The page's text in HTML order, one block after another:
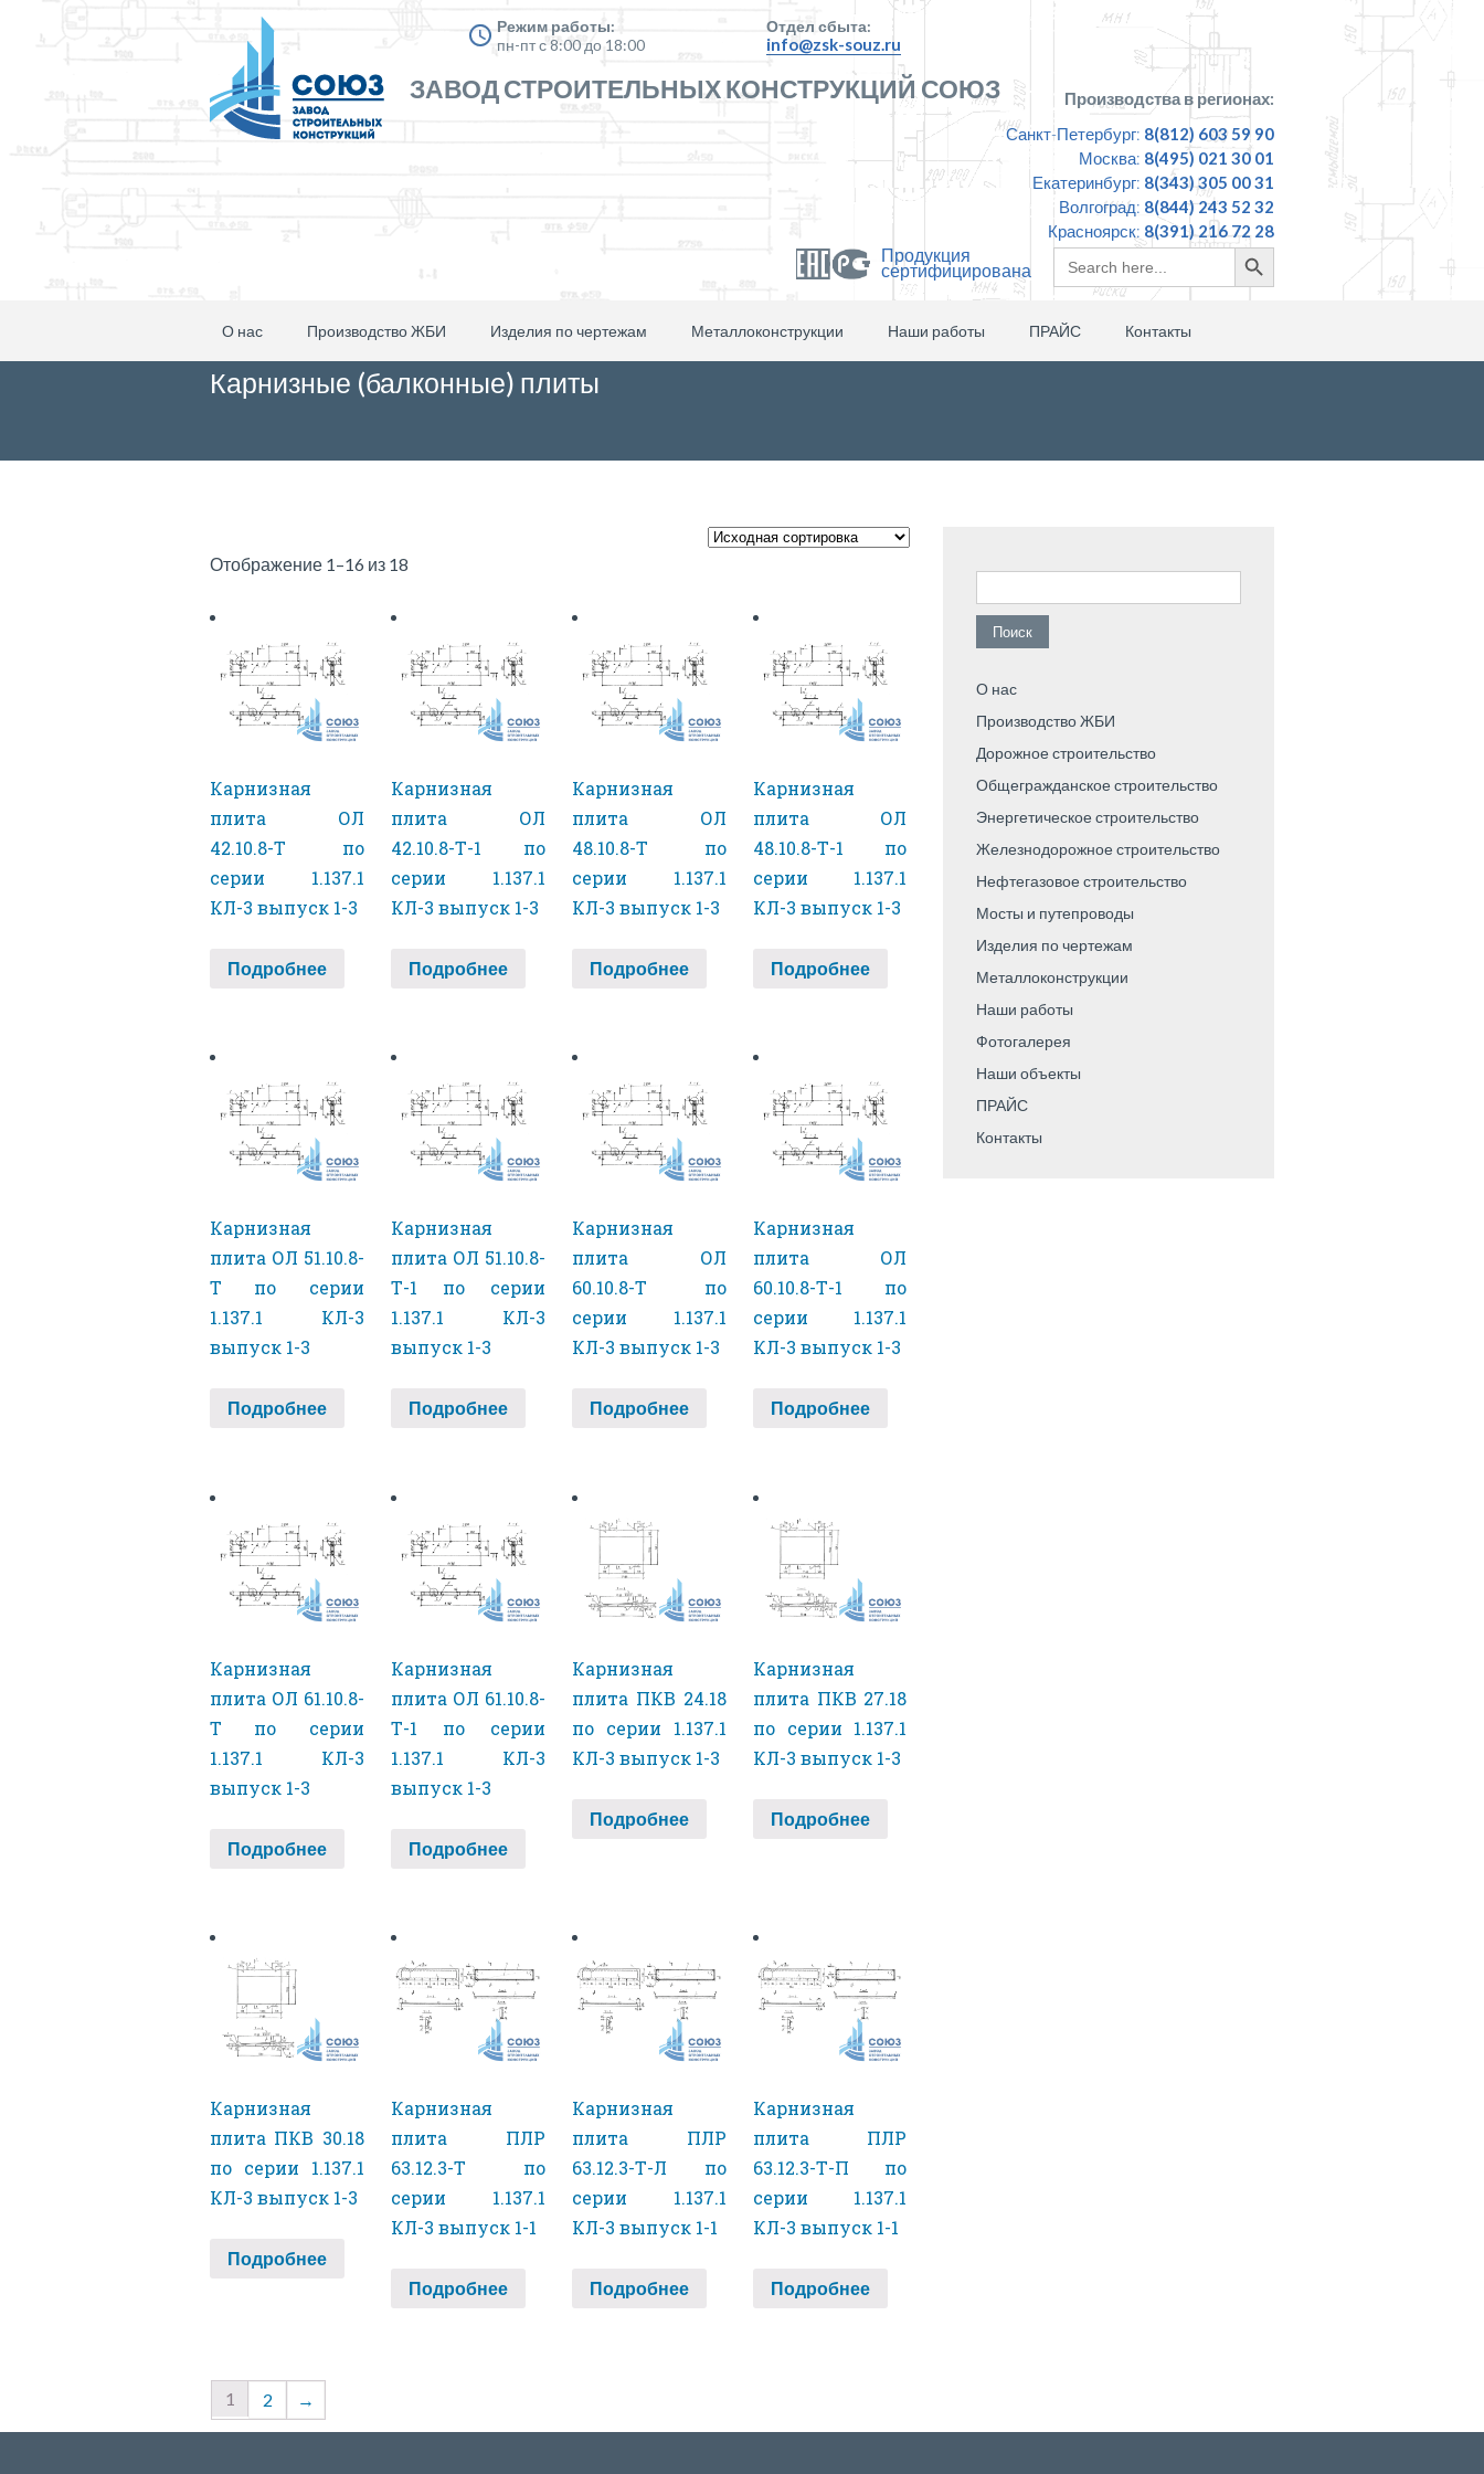
Режим работы:
пн-пт с 8:00 до 18:00
Отдел сбыта:
info@zsk-souz.ru
ЗАВОД СТРОИТЕЛЬНЫХ КОНСТРУКЦИЙ СОЮЗ
Производства в регионах:
Санкт-Петербург: 8(812) 603 59 90
Москва: 8(495) 021 30 01
Екатеринбург: 8(343) 305 00 31
Волгоград: 8(844) 243 52 32
Красноярск: 8(391) 216 72 28
Продукция
сертифицирована
Search
for:
Search
Button
О нас Производство ЖБИ Изделия по чертежам Металлоконструкции Наши работы ПРАЙС Контакты
Карнизные (балконные) плиты
Отображение 1–16 из 18
Карнизная
плита ОЛ
42.10.8-Т по
серии 1.137.1
КЛ-3 выпуск 1-3
Подробнее
Карнизная
плита ОЛ
42.10.8-Т-1 по
серии 1.137.1
КЛ-3 выпуск 1-3
Подробнее
Карнизная
плита ОЛ
48.10.8-Т по
серии 1.137.1
КЛ-3 выпуск 1-3
Подробнее
Карнизная
плита ОЛ
48.10.8-Т-1 по
серии 1.137.1
КЛ-3 выпуск 1-3
Подробнее
Карнизная
плита ОЛ 51.10.8-
Т по серии
1.137.1 КЛ-3
выпуск 1-3
Подробнее
Карнизная
плита ОЛ 51.10.8-
Т-1 по серии
1.137.1 КЛ-3
выпуск 1-3
Подробнее
Карнизная
плита ОЛ
60.10.8-Т по
серии 1.137.1
КЛ-3 выпуск 1-3
Подробнее
Карнизная
плита ОЛ
60.10.8-Т-1 по
серии 1.137.1
КЛ-3 выпуск 1-3
Подробнее
Карнизная
плита ОЛ 61.10.8-
Т по серии
1.137.1 КЛ-3
выпуск 1-3
Подробнее
Карнизная
плита ОЛ 61.10.8-
Т-1 по серии
1.137.1 КЛ-3
выпуск 1-3
Подробнее
Карнизная
плита ПКВ 24.18
по серии 1.137.1
КЛ-3 выпуск 1-3
Подробнее
Карнизная
плита ПКВ 27.18
по серии 1.137.1
КЛ-3 выпуск 1-3
Подробнее
Карнизная
плита ПКВ 30.18
по серии 1.137.1
КЛ-3 выпуск 1-3
Подробнее
Карнизная
плита ПЛР
63.12.3-T по
серии 1.137.1
КЛ-3 выпуск 1-1
Подробнее
Карнизная
плита ПЛР
63.12.3-Т-Л по
серии 1.137.1
КЛ-3 выпуск 1-1
Подробнее
Карнизная
плита ПЛР
63.12.3-Т-П по
серии 1.137.1
КЛ-3 выпуск 1-1
Подробнее
1 2 →
Найти:
О нас
Производство ЖБИ
Дорожное строительство
Общегражданское строительство
Энергетическое строительство
Железнодорожное строительство
Нефтегазовое строительство
Мосты и путепроводы
Изделия по чертежам
Металлоконструкции
Наши работы
Фотогалерея
Наши объекты
ПРАЙС
Контакты